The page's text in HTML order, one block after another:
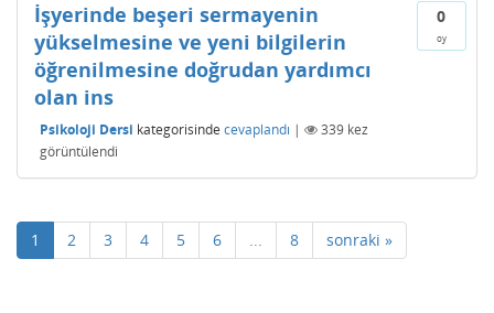
0
oy
İşyerinde beşeri sermayenin
yükselmesine ve yeni bilgilerin
öğrenilmesine doğrudan yardımcı
olan ins
Psikoloji Dersi kategorisinde cevaplandı | 339 kez
görüntülendi
1 2 3 4 5 6 ... 8 sonraki »